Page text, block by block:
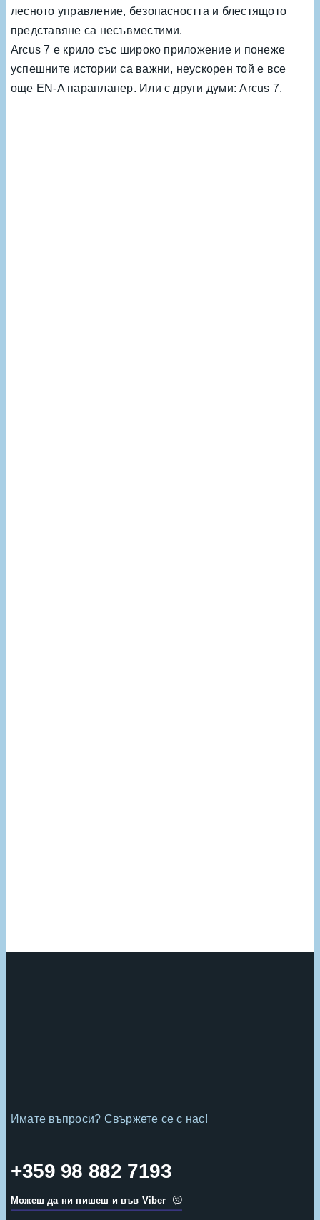
лесното управление, безопасността и блестящото
представяне са несъвместими.
Arcus 7 е крило със широко приложение и понеже
успешните истории са важни, неускорен той е все
още EN-A парапланер. Или с други думи: Arcus 7.
Имате въпроси? Свържете се с нас!
+359 98 882 7193
Можеш да ни пишеш и във Viber